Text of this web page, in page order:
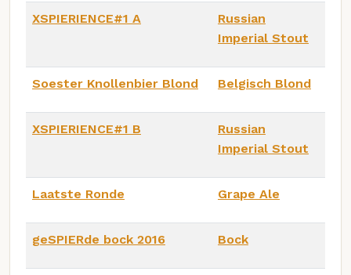
XSPIERIENCE#1 A
Russian
Imperial Stout
Soester Knollenbier Blond Belgisch Blond
XSPIERIENCE#1 B
Russian
Imperial Stout
Laatste Ronde Grape Ale
geSPIERde bock 2016 Bock